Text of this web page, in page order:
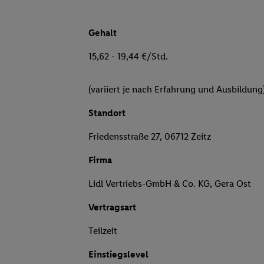
Gehalt
15,62 - 19,44 €/Std.
(variiert je nach Erfahrung und
Standort
Friedensstraße 27, 06712 Zeitz
Firma
Lidl Vertriebs-GmbH & Co. KG, Gera Ost
Vertragsart
Teilzeit
Einstiegslevel